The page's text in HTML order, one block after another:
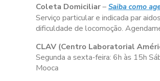
Coleta Domiciliar– Saiba como
Serviço particular e indicada par
dificuldade de locomoção.
CLAV (Centro Laboratorial
Segunda a sexta-feira: 6h às 15h
Mooca